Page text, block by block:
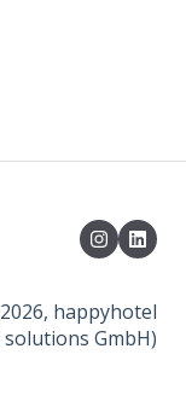
happyhotel
GmbH)